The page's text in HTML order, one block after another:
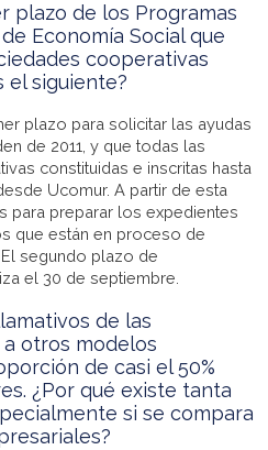
plazo de los Programas
Economía Social que
cooperativas
el siguiente?
plazo para solicitar las ayudas
de 2011, y que todas las
constituidas e inscritas hasta
Ucomur. A partir de esta
para preparar los expedientes
que están en proceso de
segundo plazo de
el 30 de septiembre.
de las
otros modelos
de casi el 50%
¿Por qué existe tanta
si se compara